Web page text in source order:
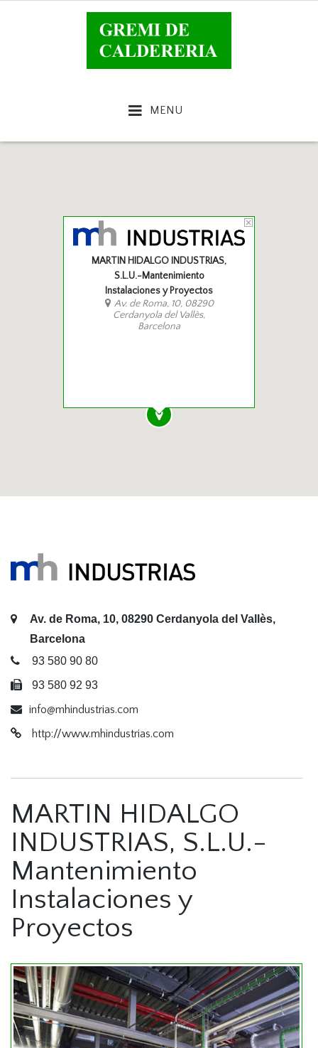
MENU
MARTIN HIDALGO INDUSTRIAS,
S.L.U.-Mantenimiento
Instalaciones y Proyectos
Av. de Roma, 10, 08290
Cerdanyola del Vallès,
Barcelona
Av. de Roma, 10, 08290 Cerdanyola del Vallès,
Barcelona
93 580 90 80
93 580 92 93
info@mhindustrias.com
http://www.mhindustrias.com
MARTIN HIDALGO
INDUSTRIAS, S.L.U.-
Mantenimiento
Instalaciones y
Proyectos